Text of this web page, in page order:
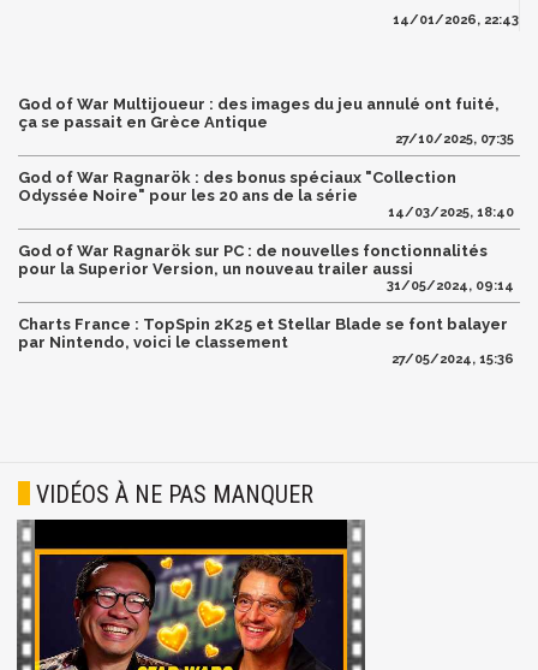
14/01/2026, 22:43
God of War Multijoueur : des images du jeu annulé ont fuité,
ça se passait en Grèce Antique
27/10/2025, 07:35
God of War Ragnarök : des bonus spéciaux "Collection
Odyssée Noire" pour les 20 ans de la série
14/03/2025, 18:40
God of War Ragnarök sur PC : de nouvelles fonctionnalités
pour la Superior Version, un nouveau trailer aussi
31/05/2024, 09:14
Charts France : TopSpin 2K25 et Stellar Blade se font balayer
par Nintendo, voici le classement
27/05/2024, 15:36
VIDÉOS À NE PAS MANQUER